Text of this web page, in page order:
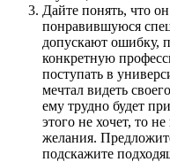
Дайте понять, что
понравившуюся
допускают ошибку,
конкретную
поступать в
мечтал видеть
ему трудно будет
этого не хочет, то
желания.
подскажите